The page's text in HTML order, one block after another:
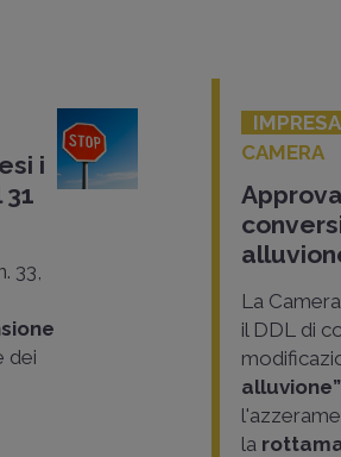
i
33,
dei
IMPRESA
CAMERA
La
il DDL di
alluvione”
la